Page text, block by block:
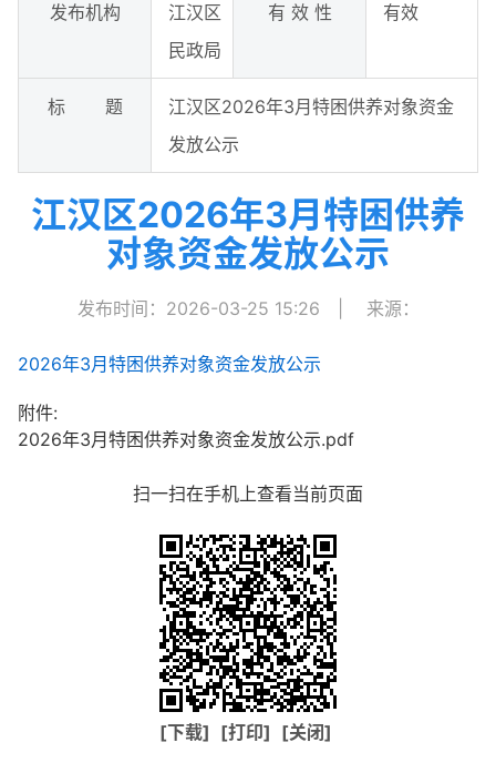
发布机构
江汉区
民政局
有 效 性 有效
标 题
​江汉区2026年3月特困供养对象资金
发放公示
​江汉区2026年3月特困供养
对象资金发放公示
发布时间：2026-03-25 15:26 来源：
2026年3月特困供养对象资金发放公示
附件:
2026年3月特困供养对象资金发放公示.pdf
扫一扫在手机上查看当前页面
[下载] [打印] [关闭]